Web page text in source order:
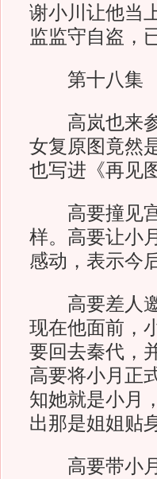
谢小川让他当
监监守自盗，
第十八集
高岚也来参
女复原图竟然
也写进《再见
高要撞见宫
样。高要让小
感动，表示今
高要差人邀
现在他面前，
要回去秦代，
高要将小月正
知她就是小月
出那是姐姐贴
高要带小月